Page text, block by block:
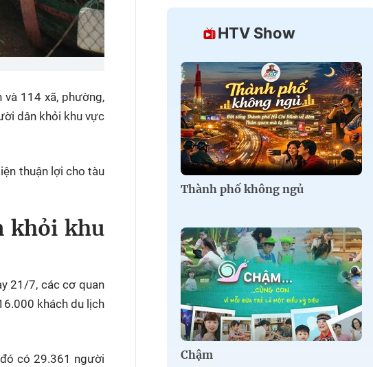
và 114 xã, phường,
dân khỏi khu vực
thuận lợi cho tàu
khỏi khu
21/7, các cơ quan
khách du lịch
có 29.361 người
HTV Show
Thành phố không ngủ
Chậm